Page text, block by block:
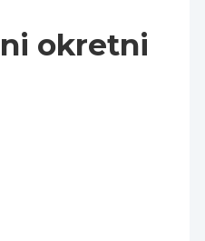
okretni